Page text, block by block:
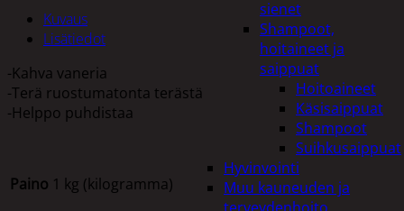
sienet
Shampoot,
hoitaineet ja
saippuat
Hoitoaineet
Käsisaippuat
Shampoot
Suihkusaippuat
Hyvinvointi
Muu kauneuden ja
Kuvaus
Lisätiedot
-Kahva vaneria
-Terä ruostumatonta terästä
-Helppo puhdistaa
Paino 1 kg (kilogramma)